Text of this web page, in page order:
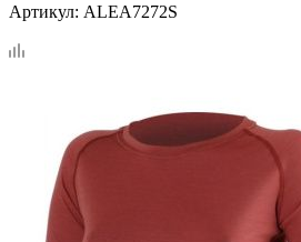
Артикул: ALEA7272S